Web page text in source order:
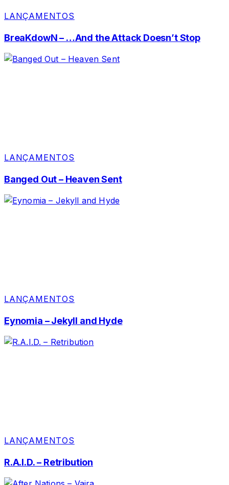
LANÇAMENTOS
BreaKdowN – …And the Attack Doesn’t Stop
LANÇAMENTOS
Banged Out – Heaven Sent
LANÇAMENTOS
Eynomia – Jekyll and Hyde
LANÇAMENTOS
R.A.I.D. – Retribution